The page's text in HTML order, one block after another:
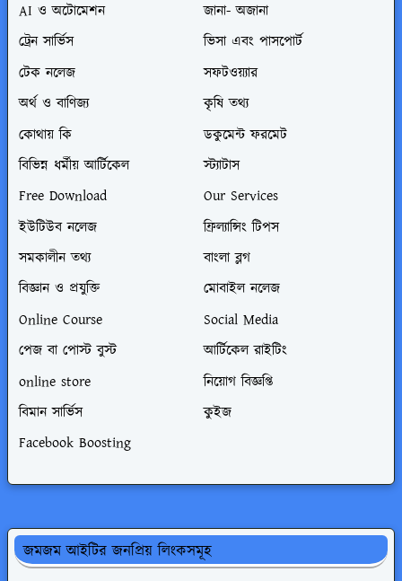
AI ও অটোমেশন
জানা- অজানা
ট্রেন সার্ভিস
ভিসা এবং পাসপোর্ট
টেক নলেজ
সফটওয়্যার
অর্থ ও বাণিজ্য
কৃষি তথ্য
কোথায় কি
ডকুমেন্ট ফরমেট
বিভিন্ন ধর্মীয় আর্টিকেল
স্ট্যাটাস
Free Download
Our Services
ইউটিউব নলেজ
ফ্রিল্যান্সিং টিপস
সমকালীন তথ্য
বাংলা ব্লগ
বিজ্ঞান ও প্রযুক্তি
মোবাইল নলেজ
Online Course
Social Media
পেজ বা পোস্ট বুস্ট
আর্টিকেল রাইটিং
online store
নিয়োগ বিজ্ঞপ্তি
বিমান সার্ভিস
কুইজ
Facebook Boosting
জমজম আইটির জনপ্রিয় লিংকসমূহ